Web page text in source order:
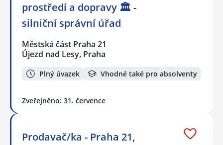
prostředí a dopravy 🏛️ -
silniční správní úřad
Městská část Praha 21
Újezd nad Lesy, Praha
Plný úvazek Vhodné také pro absolventy
Zveřejněno: 31. července
Prodavač/ka - Praha 21,